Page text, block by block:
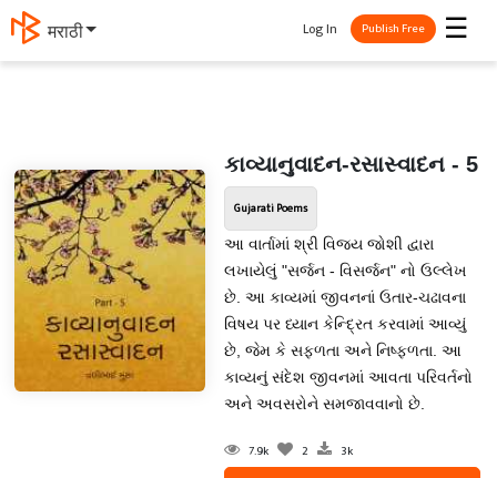
मराठी ☰
Log In Publish Free
કાવ્યાનુવાદન-રસાસ્વાદન - 5
Gujarati Poems
આ વાર્તામાં શ્રી વિજય જોશી દ્વારા
લખાયેલું "સર્જન - વિસર્જન" નો ઉલ્લેખ
છે. આ કાવ્યમાં જીવનનાં ઉતાર-ચઢાવના
વિષય પર ધ્યાન કેન્દ્રિત કરવામાં આવ્યું
છે, જેમ કે સફળતા અને નિષ્ફળતા. આ
કાવ્યનું સંદેશ જીવનમાં આવતા પરિવર્તનો
અને અવસરોને સમજાવવાનો છે.
7.9k 2 3k